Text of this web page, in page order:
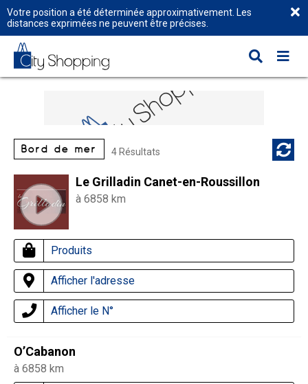
Votre position a été déterminée approximativement. Les
distances exprimées ne peuvent être précises.
Bord de mer 4 Résultats
Le Grilladin Canet-en-Roussillon
à 6858 km
Produits
Afficher l'adresse
Afficher le N°
O’Cabanon
à 6858 km